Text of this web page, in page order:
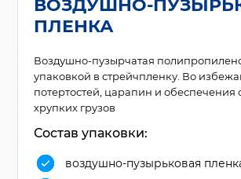
ВОЗДУШНО-
ПЛЕНКА
Воздушно-пузырчатая
упаковкой в стрейчпленку. Во
потертостей, царапин и обеспечения
хрупких грузов
Состав упаковки:
воздушно-пузырьковая